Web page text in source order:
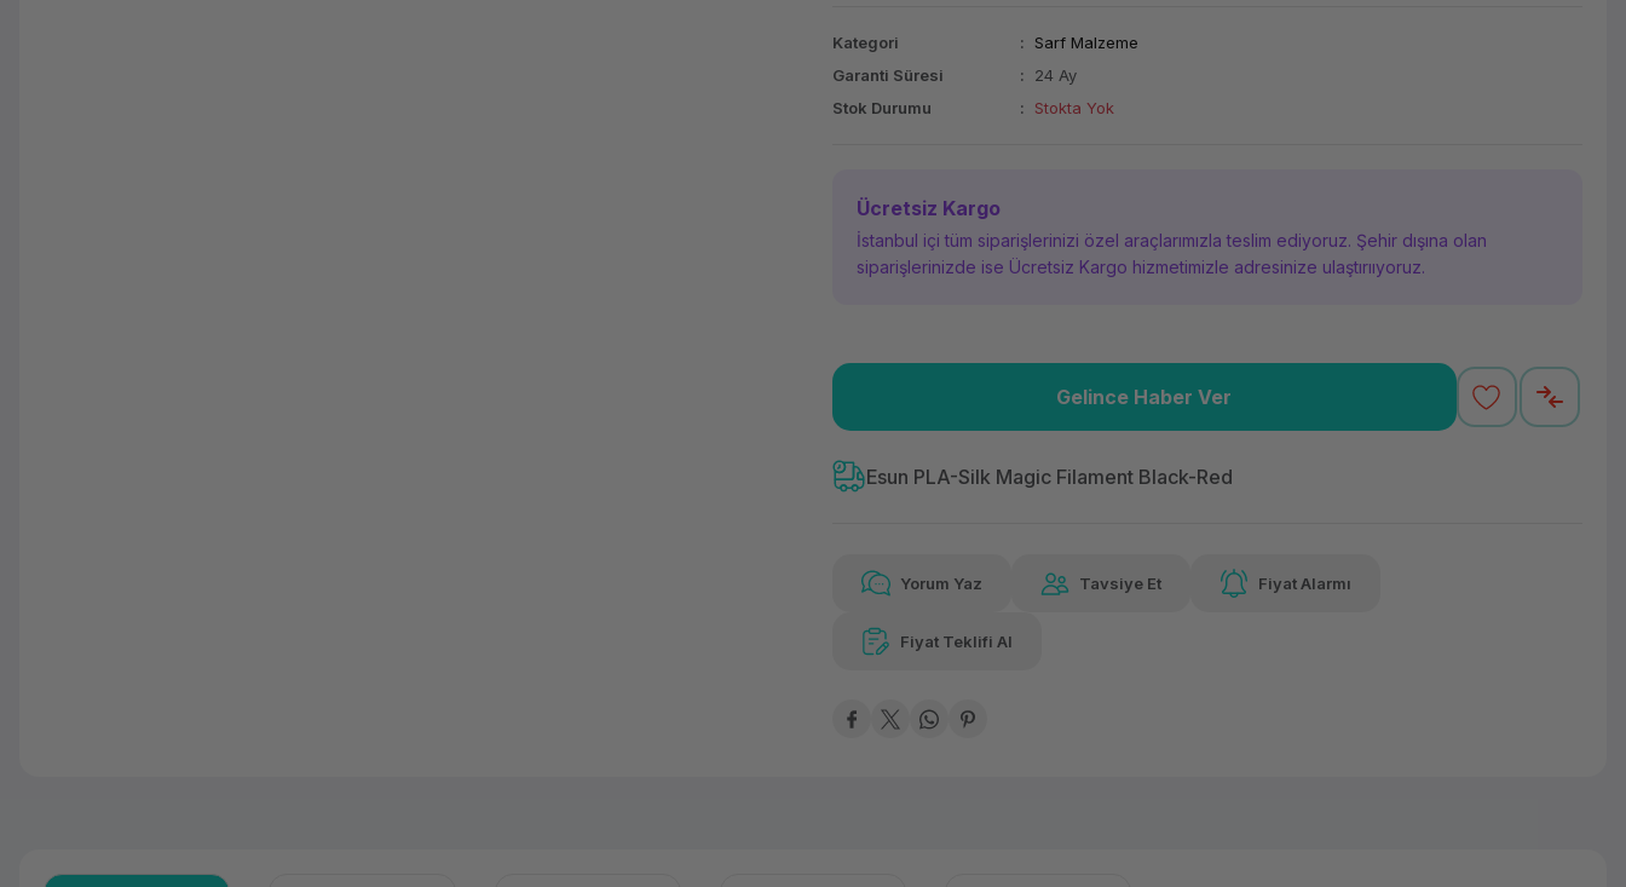
Kategori
Sarf Malzeme
Garanti Süresi
24 Ay
Stok Durumu
Stokta Yok
Ücretsiz Kargo
İstanbul içi tüm siparişlerinizi özel araçlarımızla teslim ediyoruz. Şehir dışına olan
siparişlerinizde ise Ücretsiz Kargo hizmetimizle adresinize ulaştırııyoruz.
Kolay iade imkanı
153,46 TL
Aya varan taksit
Havalelerde
Gelince Haber Ver
Esun PLA-Silk Magic Filament Black-Red
Yorum Yaz Tavsiye Et Fiyat Alarmı
Fiyat Teklifi Al